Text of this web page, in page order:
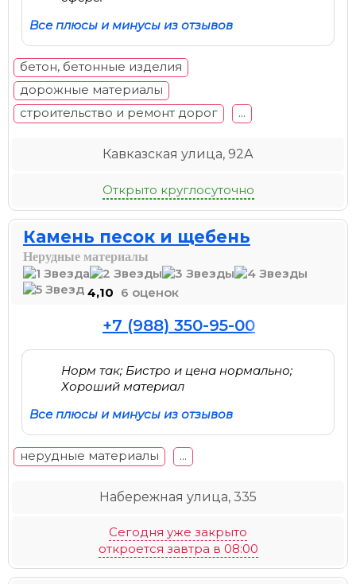
Все плюсы и минусы из отзывов
бетон, бетонные изделия
дорожные материалы
строительство и ремонт дорог
...
Кавказская улица, 92А
Открыто круглосуточно
Камень песок и щебень
Нерудные материалы
4,10 6 оценок
+7 (988) 350-95-00
Норм так; Бистро и цена нормально;
Хороший материал
Все плюсы и минусы из отзывов
нерудные материалы ...
Набережная улица, 335
Сегодня уже закрыто
откроется завтра в 08:00